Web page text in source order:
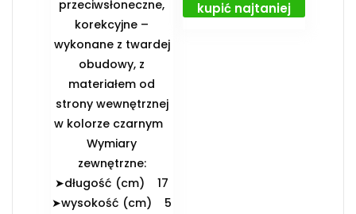
przeciwsłoneczne,
korekcyjne –
wykonane z twardej
obudowy, z
materiałem od
strony wewnętrznej
w kolorze czarnym
️Wymiary
zewnętrzne:
➤długość (cm) 17
➤wysokość (cm) 5
kupić najtaniej